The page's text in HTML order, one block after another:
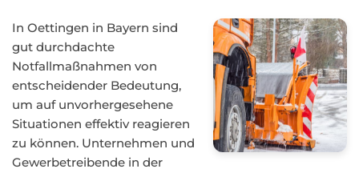
In Oettingen in Bayern sind
gut durchdachte
Notfallmaßnahmen von
entscheidender Bedeutung,
um auf unvorhergesehene
Situationen effektiv reagieren
zu können. Unternehmen und
Gewerbetreibende in der